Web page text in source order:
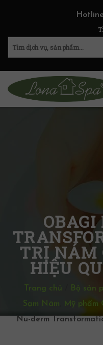
TRỊ NÁM
HIỆU
Trang chủ Bộ sản
Sạm Nám
Mỹ phẩm
Nu-derm